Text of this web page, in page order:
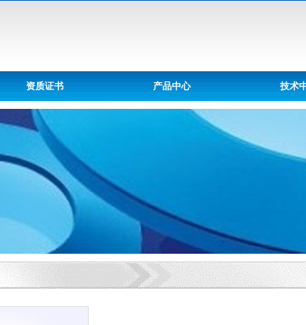
资质证书 产品中心 技术